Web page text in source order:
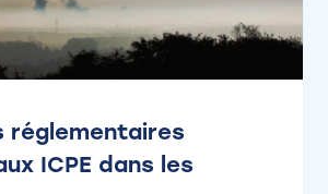
réglementaires
ICPE dans les